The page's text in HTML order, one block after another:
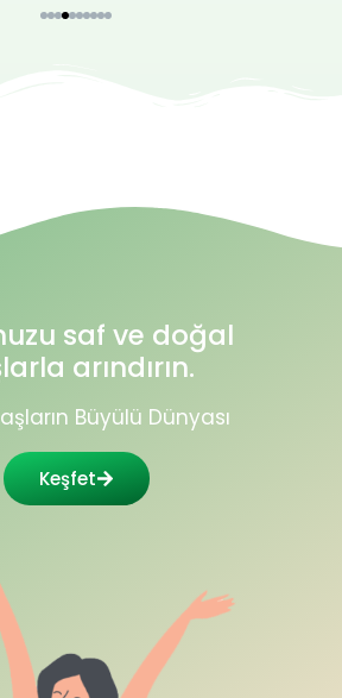
saf ve doğal
arındırın.
Büyülü Dünyası
Keşfet